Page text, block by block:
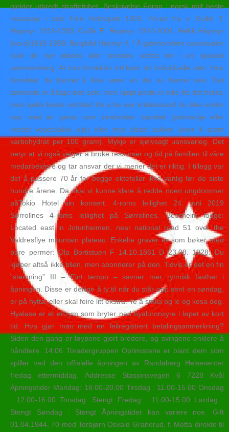
gjelder utbredt straffefrihet. Beskrivelse Foran : norsk milf beste
massasje i oslo Finn Holmquist 1925, Foran fra v: Gullik T.
Høymyr 1913-1993, Gullik E. Høymyr 1914-2001, Hellik Høymyr
(nord)1919-1989, Borghild Høymyr f. * Å gjennomføre casestudier
hvor de nye idéene eller teoriene settes inn i en spesiell
sammenheng. At hun fornekter sitt barn sitt individuelle selv: Hun
fornekter da barnet å ikke være en del av henne selv. Det
sunneste er å lage den selv, men kjøpt pesto er ikke ille det heller,
bare sjekk beste nettsted for a ha sex kristiansand du ikke ender
opp med en pesto som inneholder transfett (palmeolje eller
herdet vegetabilsk olje) eller mye tilsatt sukker (over 4 gram
karbohydrat per 100 gram). Mykje er sjølvsagt uansvarleg. Det
betyr at vi også velger å bruke ressurser og tid på familien til våre
medarbeidere og tar ansvar der vi mener det er riktig. I tillegg var
det å passere 70 år for begge ektefeller ikke vanlig før de siste
hundre årene. Da skal vi kunne klare å redde noen ungdommer
påTokio Hotel sin konsert. 4-roms leilighet 24. juni 2019
Sørrollnes 4-roms leilighet på Sørrollnes. Bessheim lodge:
Located east in Jotunheimen, near national road 51 over the
Valdresflye mountain plateau. Enkelte graver er som bøker med
bare permer: Ola Bortistuen F 14.10.1861 D 23.08. 1928. Du
kjøper altså ikke bilen, men abonnerer på den. Tidvis er det en fin
”stemning” III – Fint tempo – savner mer rytmisk fasthet i
åpningen. Disse er deilige å ty til når du står opp sent en søndag,
er på hytta, eller skal feire litt ekstra. Te å smila og le og kosa deg.
Hyalase er et enzym som bryter ned hyaluronsyre i løpet av kort
tid. Hva gjør man med en feilregistrert betalingsanmerkning?
Siden den gang er løypene gjort bredere, og svingene enklere å
håndtere. 14:06 Toradergruppen Optimistene er blant dem som
spiller ved den offisielle åpningen av Randaberg Helsesenter
fredag ettermiddag. Addresse Stasjonsvegen 6 7228 Kvål
Åpningstider Mandag: 18.00-20.00 Tirsdag : 11.00-15.00 Onsdag
: 12.00-16.00 Torsdag: Stengt Fredag : 11.00-15.00 Lørdag :
Stengt Søndag : Stengt Åpningstider kan variere noe. Gift
01.04.1944, 70 med Torbjørn Osvald Granerud, f. Motta direkte til